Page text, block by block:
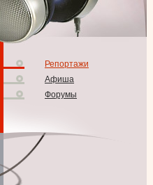
Репортажи
Афиша
Форумы